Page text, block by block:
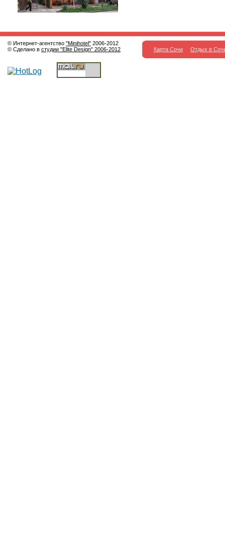
© Интернет-агентство "Minihotel" 2006-2012
© Сделано в студии "Elite Design" 2006-2012 Карта Сочи Отдых в